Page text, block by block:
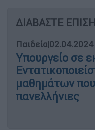
ΔΙΑΒΑΣΤΕ
Παιδεία|
Υπουργείο σε
μαθημάτων
πανελλήνιες